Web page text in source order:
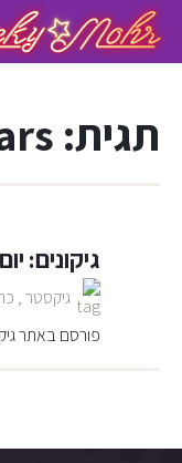
תגית:
גיקונים:
גיקסטר,
פורסם באתר